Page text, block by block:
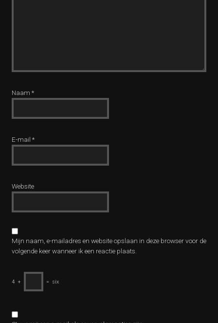
Naam *
E-mail *
Website
Mijn naam, e-mailadres en website opslaan in deze browser voor de
volgende keer wanneer ik een reactie plaats.
4 + = six